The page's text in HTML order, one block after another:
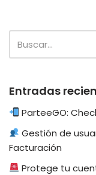
Entradas
ParteeGO:
Gestión de
Facturación
Protege tu